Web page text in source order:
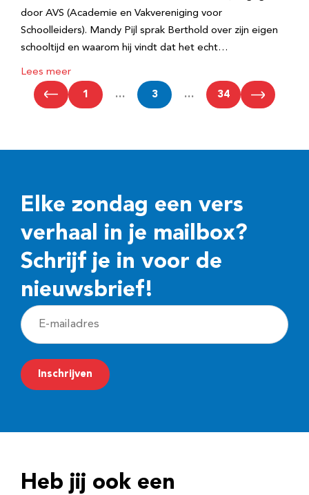
door AVS (Academie en Vakvereniging voor
Schoolleiders). Mandy Pijl sprak Berthold over zijn eigen
schooltijd en waarom hij vindt dat het echt…
Lees meer
1 … 3 … 34
Elke zondag een vers
verhaal in je mailbox?
Schrijf je in voor de
nieuwsbrief!
E
-
m
a
r
Inschrijven
Heb jij ook een